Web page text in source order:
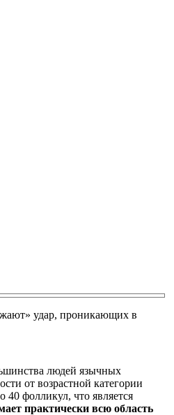
удар, проникающих в
людей язычных
от возрастной категории
40 фолликул, что является
практически всю область